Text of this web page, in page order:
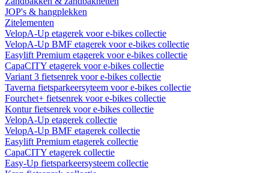
JOP's & hangplekken
Zitelementen
VelopA-Up etagerek voor e-bikes collectie
VelopA-Up BMF etagerek voor e-bikes collectie
Easylift Premium etagerek voor e-bikes collectie
CapaCITY etagerek voor e-bikes collectie
Variant 3 fietsenrek voor e-bikes collectie
Taverna fietsparkeersyteem voor e-bikes collectie
Fourchet+ fietsenrek voor e-bikes collectie
Kontur fietsenrek voor e-bikes collectie
VelopA-Up etagerek collectie
VelopA-Up BMF etagerek collectie
Easylift Premium etagerek collectie
CapaCITY etagerek collectie
Easy-Up fietsparkeersysteem collectie